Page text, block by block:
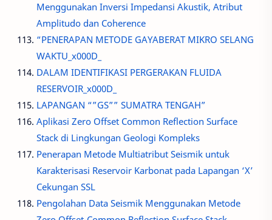
Menggunakan Inversi Impedansi Akustik, Atribut
Amplitudo dan Coherence
“PENERAPAN METODE GAYABERAT MIKRO SELANG
WAKTU_x000D_
DALAM IDENTIFIKASI PERGERAKAN FLUIDA
RESERVOIR_x000D_
LAPANGAN “”GS”” SUMATRA TENGAH”
Aplikasi Zero Offset Common Reflection Surface
Stack di Lingkungan Geologi Kompleks
Penerapan Metode Multiatribut Seismik untuk
Karakterisasi Reservoir Karbonat pada Lapangan ‘X’
Cekungan SSL
Pengolahan Data Seismik Menggunakan Metode